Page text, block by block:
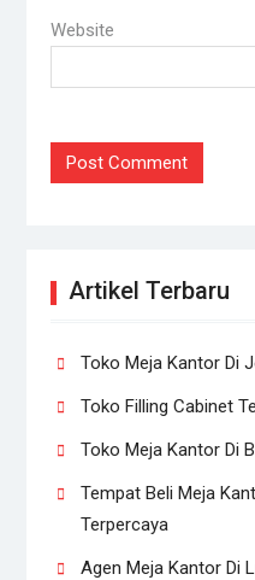
Website
Artikel Terbaru
Toko Meja Kantor Di
Toko Filling Cabinet
Toko Meja Kantor Di
Tempat Beli Meja
Terpercaya
Agen Meja Kantor Di